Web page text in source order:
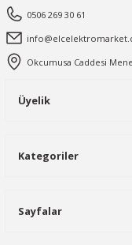
0506 269 30 61
Okcumusa Caddesi
Üyelik
Kategoriler
Sayfalar